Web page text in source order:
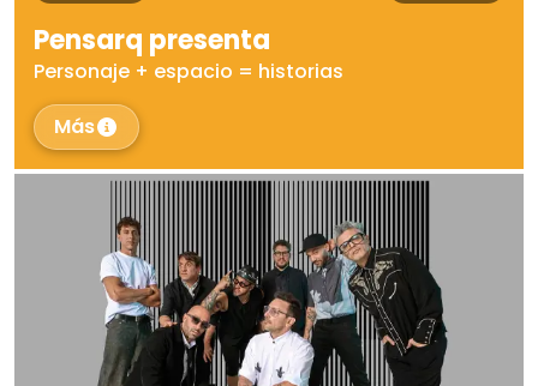
Pensarq presenta
Personaje + espacio = historias
Más